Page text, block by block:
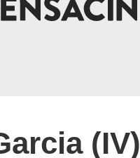
(IV)